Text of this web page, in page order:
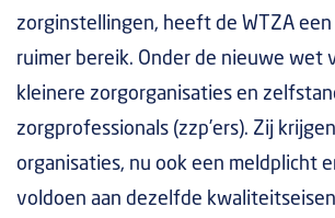
zorginstellingen, heeft de WTZA
ruimer bereik. Onder de nieuwe wet
kleinere zorgorganisaties en
zorgprofessionals (zzp’ers). Zij
organisaties, nu ook een meldplicht
voldoen aan dezelfde